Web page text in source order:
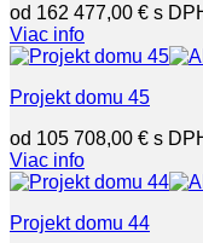
162 477,00 €
Viac info
Projekt domu 45
105 708,00 €
Viac info
Projekt domu 44